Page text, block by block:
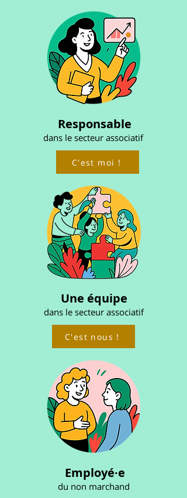
Responsable
dans le secteur associatif
C'est moi !
Une équipe
dans le secteur associatif
C'est nous !
Employé·e
du non marchand